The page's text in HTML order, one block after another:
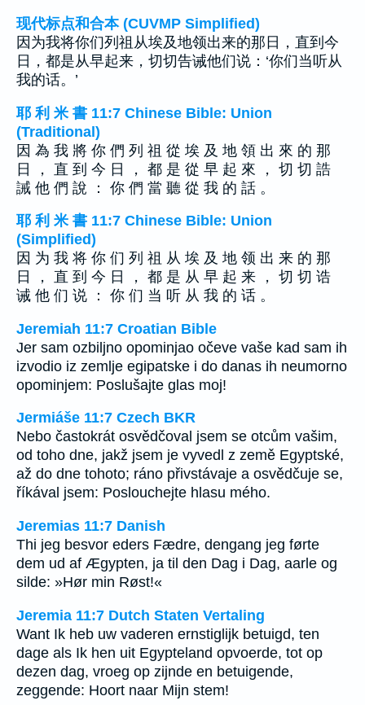
现代标点和合本 (CUVMP Simplified)
因为我将你们列祖从埃及地领出来的那日，直到今
日，都是从早起来，切切告诫他们说：‘你们当听从
我的话。’
耶 利 米 書 11:7 Chinese Bible: Union
(Traditional)
因 為 我 將 你 們 列 祖 從 埃 及 地 領 出 來 的 那
日 ， 直 到 今 日 ， 都 是 從 早 起 來 ， 切 切 誥
誡 他 們 說 ： 你 們 當 聽 從 我 的 話 。
耶 利 米 書 11:7 Chinese Bible: Union
(Simplified)
因 为 我 将 你 们 列 祖 从 埃 及 地 领 出 来 的 那
日 ， 直 到 今 日 ， 都 是 从 早 起 来 ， 切 切 诰
诫 他 们 说 ： 你 们 当 听 从 我 的 话 。
Jeremiah 11:7 Croatian Bible
Jer sam ozbiljno opominjao očeve vaše kad sam ih
izvodio iz zemlje egipatske i do danas ih neumorno
opominjem: Poslušajte glas moj!
Jermiáše 11:7 Czech BKR
Nebo častokrát osvědčoval jsem se otcům vašim,
od toho dne, jakž jsem je vyvedl z země Egyptské,
až do dne tohoto; ráno přivstávaje a osvědčuje se,
říkával jsem: Poslouchejte hlasu mého.
Jeremias 11:7 Danish
Thi jeg besvor eders Fædre, dengang jeg førte
dem ud af Ægypten, ja til den Dag i Dag, aarle og
silde: »Hør min Røst!«
Jeremia 11:7 Dutch Staten Vertaling
Want Ik heb uw vaderen ernstiglijk betuigd, ten
dage als Ik hen uit Egypteland opvoerde, tot op
dezen dag, vroeg op zijnde en betuigende,
zeggende: Hoort naar Mijn stem!